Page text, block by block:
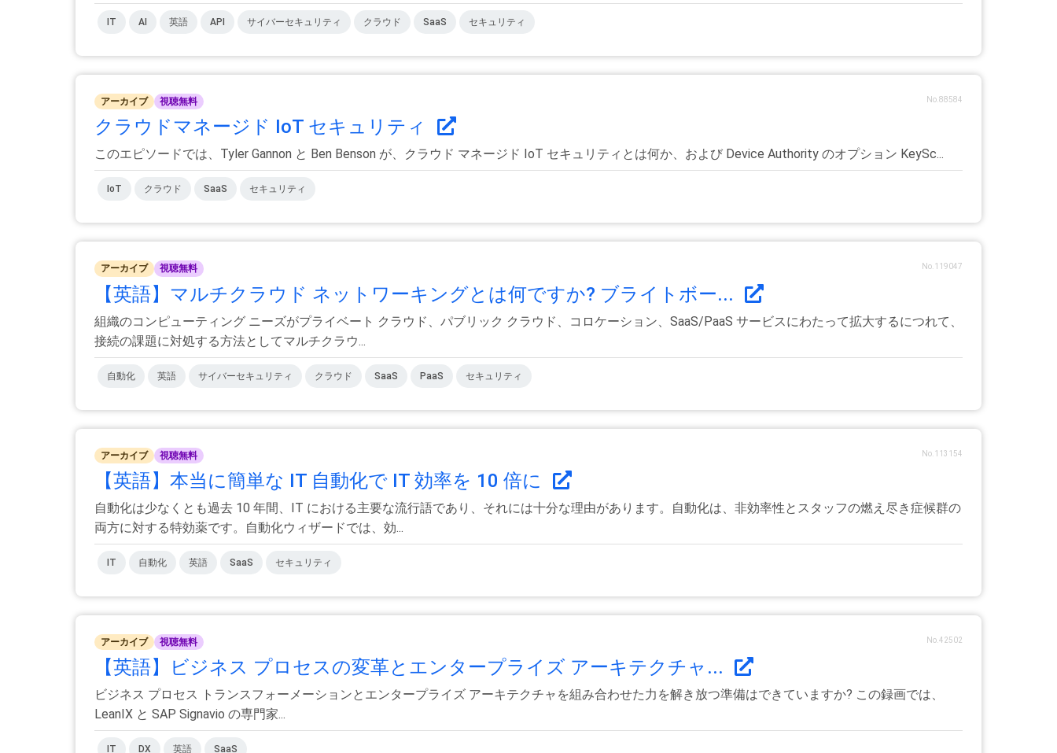
IT AI 英語 API サイバーセキュリティ クラウド SaaS セキュリティ
アーカイブ 視聴無料 No.88584
クラウドマネージド IoT セキュリティ
このエピソードでは、Tyler Gannon と Ben Benson が、クラウド マネージド IoT セキュリティとは何か、および Device Authority のオプション KeySc...
IoT クラウド SaaS セキュリティ
アーカイブ 視聴無料 No.119047
【英語】マルチクラウド ネットワーキングとは何ですか? ブライトボー...
組織のコンピューティング ニーズがプライベート クラウド、パブリック クラウド、コロケーション、SaaS/PaaS サービスにわたって拡大するにつれて、
接続の課題に対処する方法としてマルチクラウ...
自動化 英語 サイバーセキュリティ クラウド SaaS PaaS セキュリティ
アーカイブ 視聴無料 No.113154
【英語】本当に簡単な IT 自動化で IT 効率を 10 倍に
自動化は少なくとも過去 10 年間、IT における主要な流行語であり、それには十分な理由があります。自動化は、非効率性とスタッフの燃え尽き症候群の
両方に対する特効薬です。自動化ウィザードでは、効...
IT 自動化 英語 SaaS セキュリティ
アーカイブ 視聴無料 No.42502
【英語】ビジネス プロセスの変革とエンタープライズ アーキテクチャ...
ビジネス プロセス トランスフォーメーションとエンタープライズ アーキテクチャを組み合わせた力を解き放つ準備はできていますか? この録画では、
LeanIX と SAP Signavio の専門家...
IT DX 英語 SaaS